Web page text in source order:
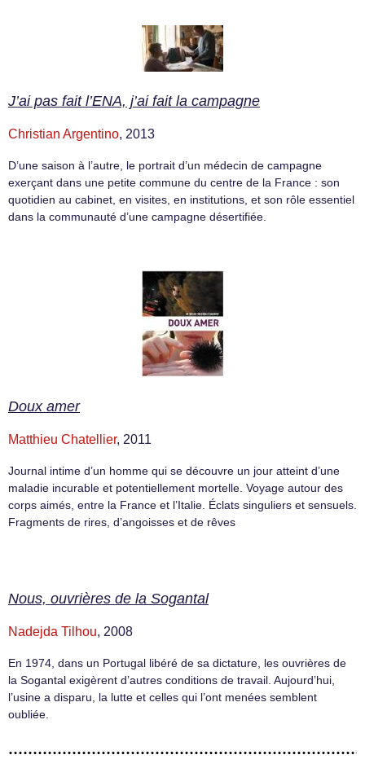
J’ai pas fait l’ENA, j’ai fait la campagne
Christian Argentino, 2013
D’une saison à l’autre, le portrait d’un médecin de campagne
exerçant dans une petite commune du centre de la France : son
quotidien au cabinet, en visites, en institutions, et son rôle essentiel
dans la communauté d’une campagne désertifiée.
Doux amer
Matthieu Chatellier, 2011
Journal intime d’un homme qui se découvre un jour atteint d’une
maladie incurable et potentiellement mortelle. Voyage autour des
corps aimés, entre la France et l’Italie. Éclats singuliers et sensuels.
Fragments de rires, d’angoisses et de rêves
Nous, ouvrières de la Sogantal
Nadejda Tilhou, 2008
En 1974, dans un Portugal libéré de sa dictature, les ouvrières de
la Sogantal exigèrent d’autres conditions de travail. Aujourd’hui,
l’usine a disparu, la lutte et celles qui l’ont menées semblent
oubliée.